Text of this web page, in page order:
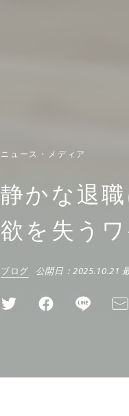
ニュース・メディア
静かな退
欲を失う
ブログ 公開日：2025.10.21